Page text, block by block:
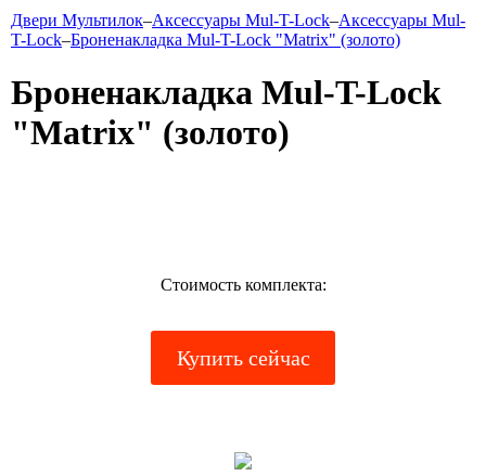
Двери Мультилок–Аксессуары Mul-T-Lock–Аксессуары Mul-
T-Lock–Броненакладка Mul-T-Lock "Matrix" (золото)
Броненакладка Mul-T-Lock
"Matrix" (золото)
Стоимость комплекта:
Купить сейчас